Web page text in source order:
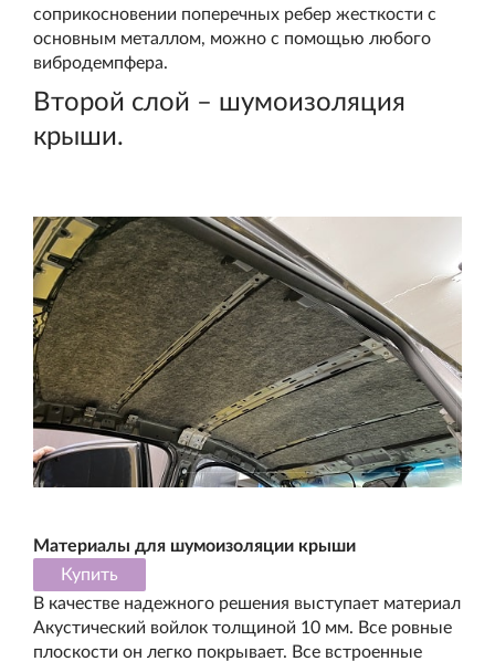
соприкосновении поперечных ребер жесткости с
основным металлом, можно с помощью любого
вибродемпфера.
Второй слой – шумоизоляция
крыши.
Материалы для шумоизоляции крыши
Купить
В качестве надежного решения выступает материал
Акустический войлок толщиной 10 мм. Все ровные
плоскости он легко покрывает. Все встроенные